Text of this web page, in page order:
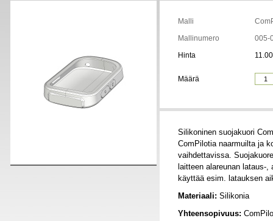
Malli
Mallinumero
005-
Hinta
Määrä
Silikoninen suojakuori
ComPilotia naarmuilta ja
vaihdettavissa.
laitteen alareunan lataus-
käyttää esim. latauksen
Materiaali: Silikonia
Yhteensopivuus: